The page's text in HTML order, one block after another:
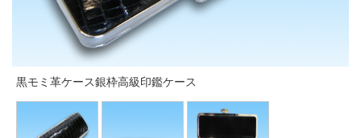
黒モミ革ケース銀枠高級印鑑ケース